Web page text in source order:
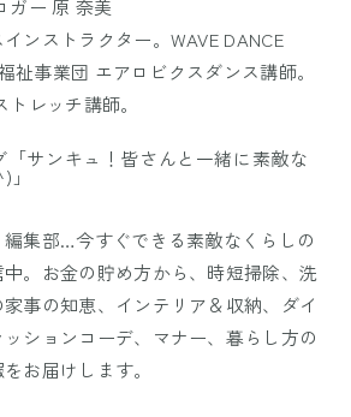
ガー 原 奈美
ンストラクター。WAVE DANCE
祉事業団 エアロビクスダンス講師。
レッチ講師。
サンキュ！皆さんと一緒に素敵な
集部…今すぐできる素敵なくらしの
。お金の貯め方から、時短掃除、洗
事の知恵、インテリア＆収納、ダイ
ションコーデ、マナー、暮らし方の
お届けします。